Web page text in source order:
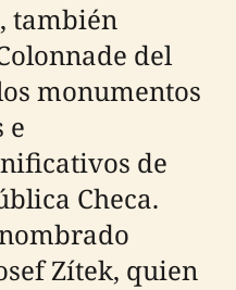
también
del
monumentos
e
de
Checa.
Zítek, quien